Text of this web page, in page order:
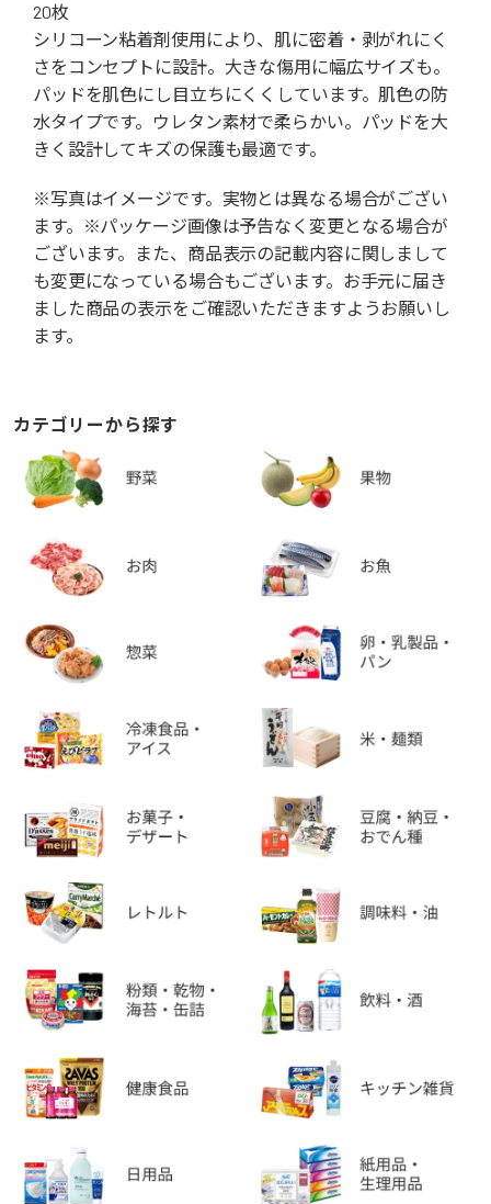
20枚
シリコーン粘着剤使用により、肌に密着・剥がれにく
さをコンセプトに設計。大きな傷用に幅広サイズも。
パッドを肌色にし目立ちにくくしています。肌色の防
水タイプです。ウレタン素材で柔らかい。パッドを大
きく設計してキズの保護も最適です。
※写真はイメージです。実物とは異なる場合がござい
ます。※パッケージ画像は予告なく変更となる場合が
ございます。また、商品表示の記載内容に関しまして
も変更になっている場合もございます。お手元に届き
ました商品の表示をご確認いただきますようお願いし
ます。
カテゴリーから探す